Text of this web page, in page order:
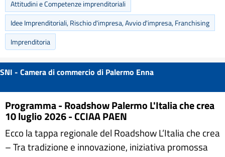
Attitudini e Competenze imprenditoriali
Idee Imprenditoriali, Rischio d'impresa, Avvio d'impresa, Franchising
Imprenditoria
SNI - Camera di commercio di Palermo Enna
Programma - Roadshow Palermo L'Italia che crea
10 luglio 2026 - CCIAA PAEN
Ecco la tappa regionale del Roadshow L’Italia che crea
– Tra tradizione e innovazione, iniziativa promossa